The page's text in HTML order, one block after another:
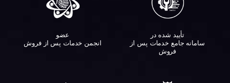
تأیید شده در
سامانه جامع خدمات پس از
فروش
عضو
انجمن خدمات پس از فروش